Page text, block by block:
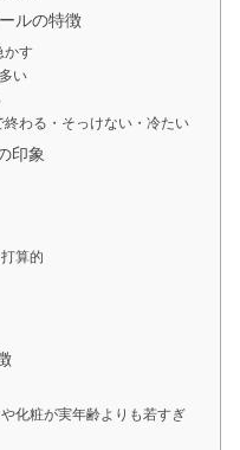
ルの特徴
かす
い
わる・そっけない・冷たい
印象
算的
化粧が実年齢よりも若すぎ